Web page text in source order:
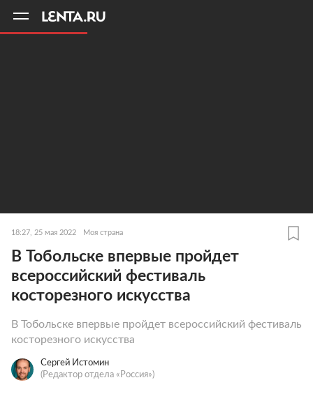
18:27, 25 мая 2022 Моя страна
В Тобольске впервые пройдет
всероссийский фестиваль
косторезного искусства
В Тобольске впервые пройдет всероссийский фестиваль
косторезного искусства
Сергей Истомин
(Редактор отдела «Россия»)